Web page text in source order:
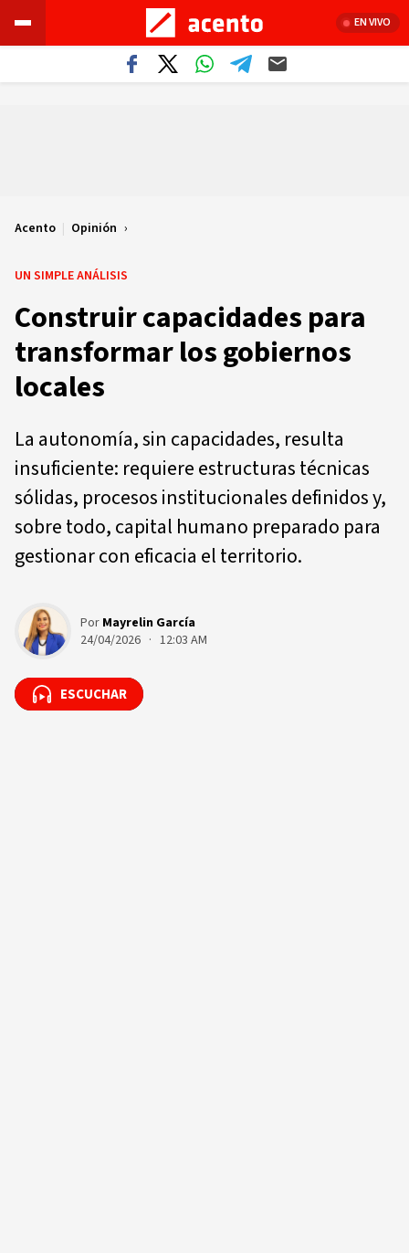
EN VIVO
Acento | Opinión
UN SIMPLE ANÁLISIS
Construir capacidades para
transformar los gobiernos
locales
La autonomía, sin capacidades, resulta
insuficiente: requiere estructuras técnicas
sólidas, procesos institucionales definidos y,
sobre todo, capital humano preparado para
gestionar con eficacia el territorio.
Por Mayrelin García
24/04/2026 · 12:03 AM
ESCUCHAR
ESCUCHAR